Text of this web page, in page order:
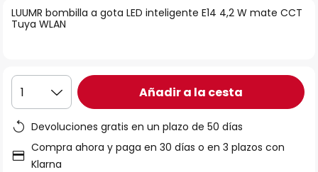
la
galería
LUUMR bombilla a gota LED inteligente E14 4,2 W mate CCT
Tuya WLAN
1 Añadir a la cesta
Devoluciones gratis en un plazo de 50 días
Compra ahora y paga en 30 días o en 3 plazos con
Klarna